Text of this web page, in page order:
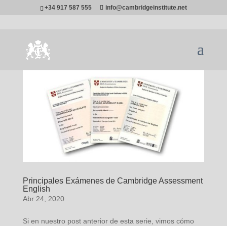
+34 917 587 555 info@cambridgeinstitute.net
Principales Exámenes de Cambridge Assessment
English
Abr 24, 2020
Si en nuestro post anterior de esta serie, vimos cómo